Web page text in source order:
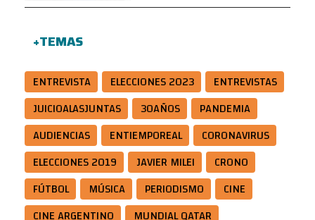
+TEMAS
ENTREVISTA ELECCIONES 2023
ENTREVISTAS
JUICIOALASJUNTAS
30AÑOS
PANDEMIA
AUDIENCIAS
ENTIEMPOREAL
CORONAVIRUS
ELECCIONES 2019
JAVIER MILEI
CRONO
FÚTBOL
MÚSICA PERIODISMO
CINE